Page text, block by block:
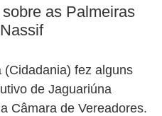
as Palmeiras
(Cidadania) fez alguns
de Jaguariúna
Câmara de Vereadores.